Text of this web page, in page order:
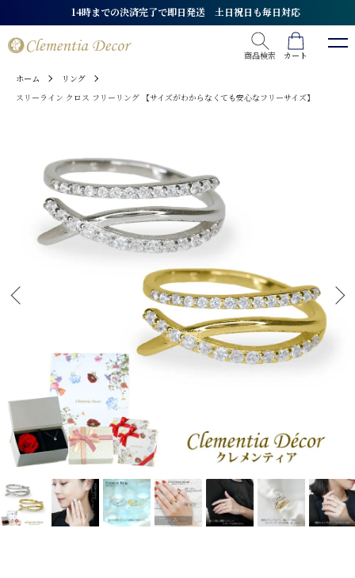
★全品送料無料★ 最短翌日配送
商品検索
カート
ホーム
リング
スリーライン クロス フリーリング 【サイズがわからなくても安心なフリーサイズ】